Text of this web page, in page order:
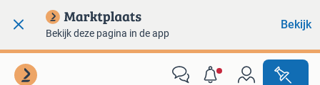
Bekijk deze pagina in de app
Bekijk